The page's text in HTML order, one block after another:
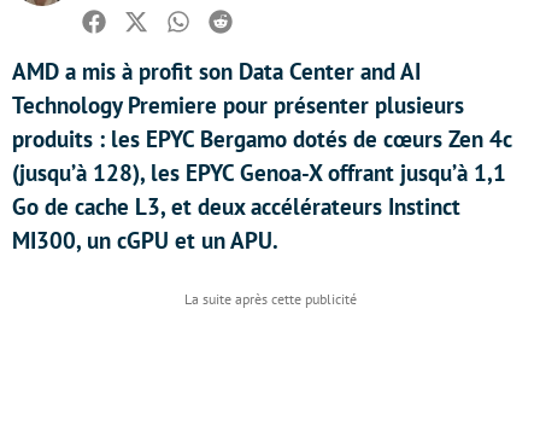
Facebook
TwitterWhatsapp
Reddit
AMD a mis à profit son Data Center and AI
Technology Premiere pour présenter plusieurs
produits : les EPYC Bergamo dotés de cœurs Zen 4c
(jusqu’à 128), les EPYC Genoa-X offrant jusqu’à 1,1
Go de cache L3, et deux accélérateurs Instinct
MI300, un cGPU et un APU.